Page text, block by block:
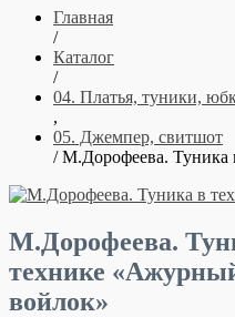
Главная
/
Каталог
/
04. Платья, туники,
,
05. Джемпер, свитшот
/ М.Дорофеева. Туника
М.Дорофеева.
технике
войлок»